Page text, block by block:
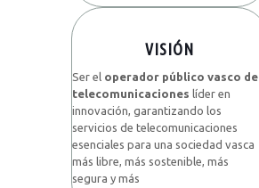
VISIÓN
Ser el operador público vasco de
telecomunicaciones líder en
innovación, garantizando los
servicios de telecomunicaciones
esenciales para una sociedad vasca
más libre, más sostenible, más
segura y más